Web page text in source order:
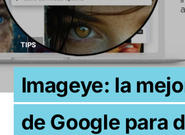
TIPS
Imageye: la
de Google para